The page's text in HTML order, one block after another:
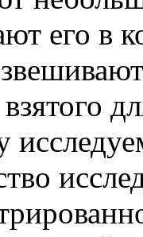
его в